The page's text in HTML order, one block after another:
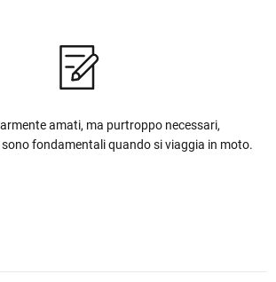
amati, ma purtroppo necessari,
fondamentali quando si viaggia in moto.